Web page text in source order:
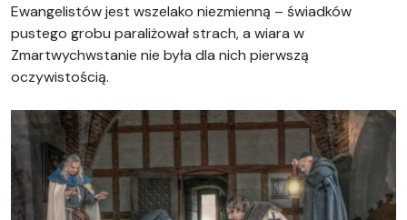
Ewangelistów jest wszelako niezmienną – świadków
pustego grobu paraliżował strach, a wiara w
Zmartwychwstanie nie była dla nich pierwszą
oczywistością.